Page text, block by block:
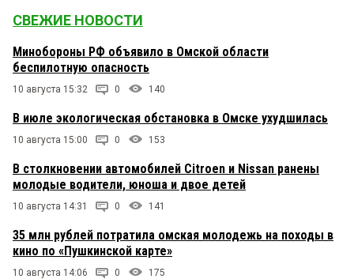
СВЕЖИЕ НОВОСТИ
Минобороны РФ объявило в Омской области
беспилотную опасность
10 августа 15:32 0 140
В июле экологическая обстановка в Омске ухудшилась
10 августа 15:00 0 153
В столкновении автомобилей Citroen и Nissan ранены
молодые водители, юноша и двое детей
10 августа 14:31 0 141
35 млн рублей потратила омская молодежь на походы в
кино по «Пушкинской карте»
10 августа 14:06 0 175